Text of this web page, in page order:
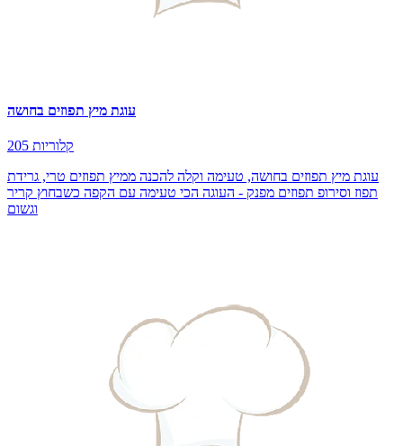
עוגת מיץ תפוזים בחושה
205 קלוריות
עוגת מיץ תפוזים בחושה, טעימה וקלה להכנה ממיץ תפוזים טרי, גרידת
תפוז וסירופ תפוזים מפנק - העוגה הכי טעימה עם הקפה כשבחוץ קריר
וגשום